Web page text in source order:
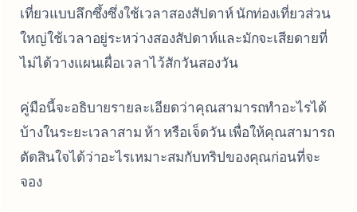
เที่ยวแบบลึกซึ้งซึ่งใช้เวลาสองสัปดาห์ นักท่องเที่ยวส่วน
ใหญ่ใช้เวลาอยู่ระหว่างสองสัปดาห์และมักจะเสียดายที่
ไม่ได้วางแผนเผื่อเวลาไว้สักวันสองวัน
คู่มือนี้จะอธิบายรายละเอียดว่าคุณสามารถทำอะไรได้
บ้างในระยะเวลาสาม ห้า หรือเจ็ดวัน เพื่อให้คุณสามารถ
ตัดสินใจได้ว่าอะไรเหมาะสมกับทริปของคุณก่อนที่จะ
จอง